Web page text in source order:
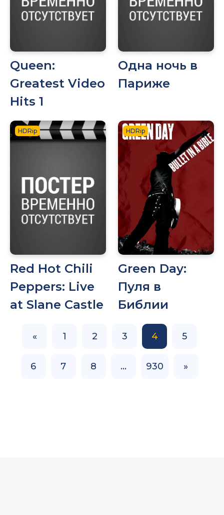
Queen:
Greatest Video
Hits 1
Одна ночь в
Париже
HDRip
Red Hot Chili
Peppers: Live
at Slane Castle
HDRip
Green Day:
Пуля в
Библии
« 1 2 3 4 5
6 7 8 … 930 »